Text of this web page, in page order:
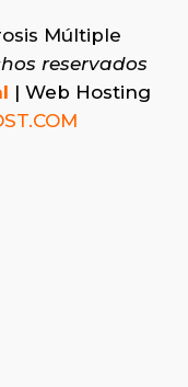
Múltiple
reservados
| Web Hosting